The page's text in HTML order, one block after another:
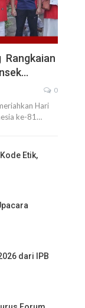
Rangkaian
0
Hari
ke-81…
Etik,
dari IPB